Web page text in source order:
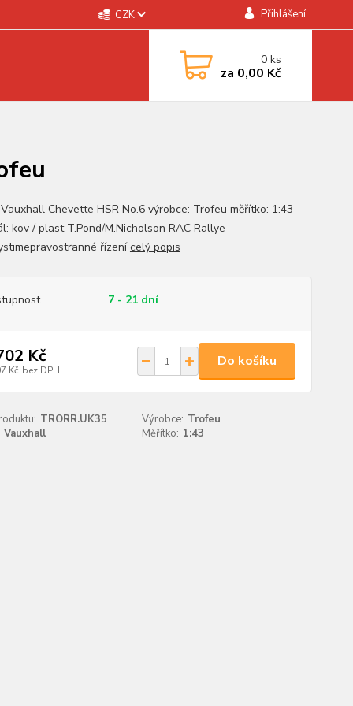
CZK Přihlášení
0ks
za 0,00 Kč
Chevette HSR No.6 výrobce: Trofeu měřítko: 1:43
kov / plast T.Pond/M.Nicholson RAC Rallye
řízenícelý popis
7 - 21 dní
Kč
Kč bez DPH
Do košíku
TRORR.UK35 Výrobce: Trofeu
Vauxhall
Měřítko: 1:43